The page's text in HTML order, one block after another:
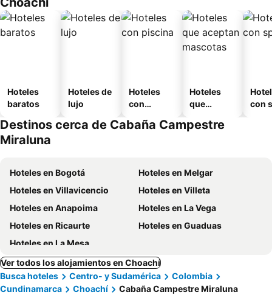
Hoteles
baratos
Hoteles de
lujo
Hoteles
con
Hoteles
que
mascotas
con
Destinos cerca de Cabaña Campestre
Miraluna
Hoteles en Bogotá
Hoteles en Melgar
Hoteles en Villavicencio
Hoteles en Villeta
Hoteles en Anapoima
Hoteles en La Vega
Hoteles en Ricaurte
Hoteles en Guaduas
Hoteles en La Mesa
Ver todos los alojamientos en Choachí
Busca hoteles
Centro- y Sudamérica
Colombia
Cundinamarca
Choachí Cabaña Campestre Miraluna